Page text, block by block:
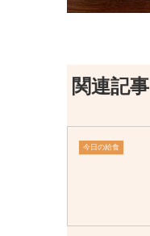
関連記事
今日の給食